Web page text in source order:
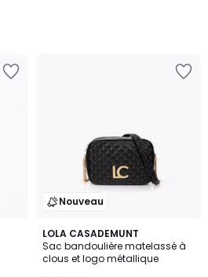
Nouveau
LOLA CASADEMUNT
Sac bandoulière matelassé à
clous et logo métallique